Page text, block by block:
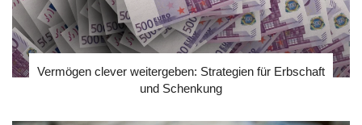
Vermögen clever weitergeben: Strategien für Erbschaft
und Schenkung